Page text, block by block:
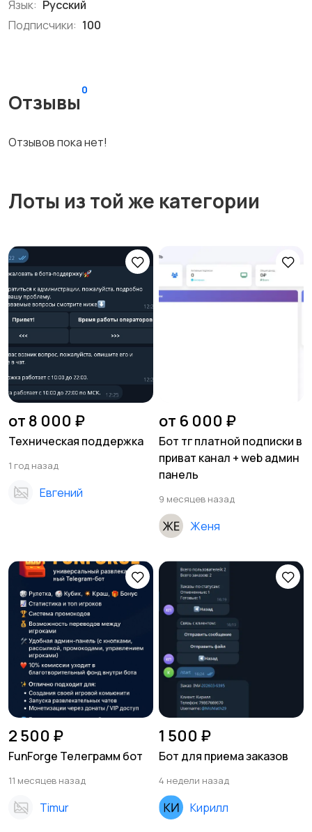
Язык: Русский
Подписчики: 100
Отзывы
0
Отзывов пока нет!
Лоты из той же категории
от 8 000 ₽
Техническая поддержка
1 год назад
Евгений
от 6 000 ₽
Бот тг платной подписки в
приват канал + web админ
панель
9 месяцев назад
Женя
2 500 ₽
FunForge Телеграмм бот
11 месяцев назад
Timur
1 500 ₽
Бот для приема заказов
4 недели назад
Кирилл